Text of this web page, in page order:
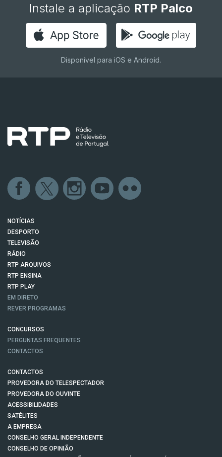
Instale a aplicação RTP Palco
Disponível para iOS e Android.
NOTÍCIAS
DESPORTO
TELEVISÃO
RÁDIO
RTP ARQUIVOS
RTP ENSINA
RTP PLAY
EM DIRETO
REVER PROGRAMAS
CONCURSOS
PERGUNTAS FREQUENTES
CONTACTOS
CONTACTOS
PROVEDORA DO TELESPECTADOR
PROVEDORA DO OUVINTE
ACESSIBILIDADES
SATÉLITES
A EMPRESA
CONSELHO GERAL INDEPENDENTE
CONSELHO DE OPINIÃO